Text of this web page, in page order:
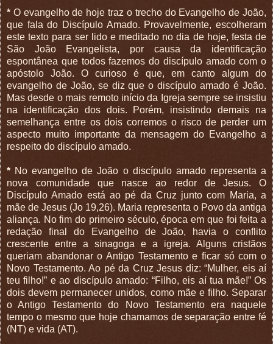
* O evangelho de hoje traz o trecho do Evangelho de João,
que fala do Discípulo Amado. Provavelmente, escolheram
este texto para ser lido e meditado no dia de hoje, festa de
São João Evangelista, por causa da identificação
espontânea que todos fazemos do discípulo amado com o
apóstolo João. O curioso é que, em canto algum do
evangelho de João, se diz que o discípulo amado é João.
Mas desde o mais remoto início da Igreja sempre se insistiu
na identificação dos dois. Porém, insistindo demais na
semelhança entre os dois corremos o risco de perder um
aspecto muito importante da mensagem do Evangelho a
respeito do discípulo amado.
* No evangelho de João o discípulo amado representa a
nova comunidade que nasce ao redor de Jesus. O
Discípulo Amado está ao pé da Cruz junto com Maria, a
mãe de Jesus (Jo 19,26). Maria representa o Povo da antiga
aliança. No fim do primeiro século, época em que foi feita a
redação final do Evangelho de João, havia o conflito
crescente entre a sinagoga e a igreja. Alguns cristãos
queriam abandonar o Antigo Testamento e ficar só com o
Novo Testamento. Ao pé da Cruz Jesus diz: “Mulher, eis aí
teu filho!” e ao discípulo amado: “Filho, eis aí tua mãe!” Os
dois devem permanecer unidos, como mãe e filho. Separar
o Antigo Testamento do Novo Testamento era naquele
tempo o mesmo que hoje chamamos de separação entre fé
(NT) e vida (AT).